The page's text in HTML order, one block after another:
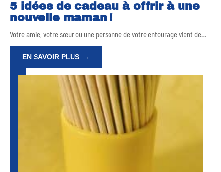
5 idées de cadeau à offrir à une
nouvelle maman !
Votre amie, votre sœur ou une personne de votre entourage vient de…
EN SAVOIR PLUS